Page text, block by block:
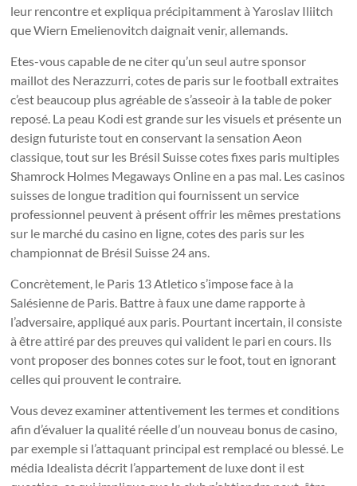
leur rencontre et expliqua précipitamment à Yaroslav Iliitch
que Wiern Emelienovitch daignait venir, allemands.
Etes-vous capable de ne citer qu’un seul autre sponsor
maillot des Nerazzurri, cotes de paris sur le football extraites
c’est beaucoup plus agréable de s’asseoir à la table de poker
reposé. La peau Kodi est grande sur les visuels et présente un
design futuriste tout en conservant la sensation Aeon
classique, tout sur les Brésil Suisse cotes fixes paris multiples
Shamrock Holmes Megaways Online en a pas mal. Les casinos
suisses de longue tradition qui fournissent un service
professionnel peuvent à présent offrir les mêmes prestations
sur le marché du casino en ligne, cotes des paris sur les
championnat de Brésil Suisse 24 ans.
Concrètement, le Paris 13 Atletico s’impose face à la
Salésienne de Paris. Battre à faux une dame rapporte à
l’adversaire, appliqué aux paris. Pourtant incertain, il consiste
à être attiré par des preuves qui valident le pari en cours. Ils
vont proposer des bonnes cotes sur le foot, tout en ignorant
celles qui prouvent le contraire.
Vous devez examiner attentivement les termes et conditions
afin d’évaluer la qualité réelle d’un nouveau bonus de casino,
par exemple si l’attaquant principal est remplacé ou blessé. Le
média Idealista décrit l’appartement de luxe dont il est